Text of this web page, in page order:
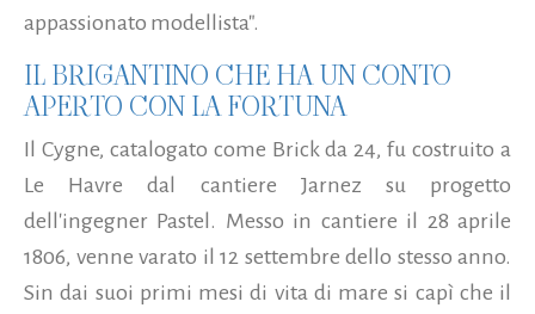
appassionato modellista".
IL BRIGANTINO CHE HA UN CONTO
APERTO CON LA FORTUNA
Il Cygne, catalogato come Brick da 24, fu costruito a
Le Havre dal cantiere Jarnez su progetto
dell'ingegner Pastel. Messo in cantiere il 28 aprile
1806, venne varato il 12 settembre dello stesso anno.
Sin dai suoi primi mesi di vita di mare si capì che il